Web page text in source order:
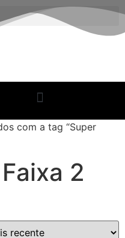
com a tag “Super
2